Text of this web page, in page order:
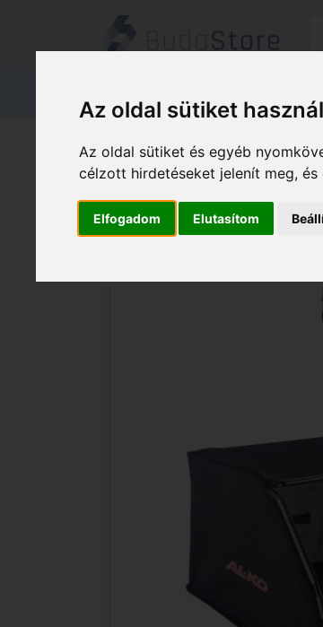
Az oldal sütiket használ
Az oldal sütiket és egyéb
célzott hirdetéseket jelenít meg,
Elfogadom Elutasítom
Termékeink HÁZ
Al-ko GYŰJTŐZSÁK KÉZI